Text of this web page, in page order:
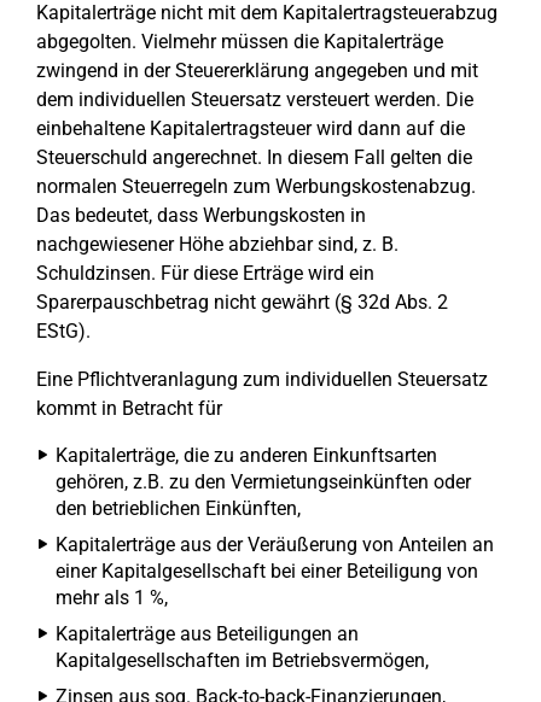
Kapitalerträge nicht mit dem Kapitalertragsteuerabzug
abgegolten. Vielmehr müssen die Kapitalerträge
zwingend in der Steuererklärung angegeben und mit
dem individuellen Steuersatz versteuert werden. Die
einbehaltene Kapitalertragsteuer wird dann auf die
Steuerschuld angerechnet. In diesem Fall gelten die
normalen Steuerregeln zum Werbungskostenabzug.
Das bedeutet, dass Werbungskosten in
nachgewiesener Höhe abziehbar sind, z. B.
Schuldzinsen. Für diese Erträge wird ein
Sparerpauschbetrag nicht gewährt (§ 32d Abs. 2
EStG).
Eine Pflichtveranlagung zum individuellen Steuersatz
kommt in Betracht für
Kapitalerträge, die zu anderen Einkunftsarten
gehören, z.B. zu den Vermietungseinkünften oder
den betrieblichen Einkünften,
Kapitalerträge aus der Veräußerung von Anteilen an
einer Kapitalgesellschaft bei einer Beteiligung von
mehr als 1 %,
Kapitalerträge aus Beteiligungen an
Kapitalgesellschaften im Betriebsvermögen,
Zinsen aus sog. Back-to-back-Finanzierungen,